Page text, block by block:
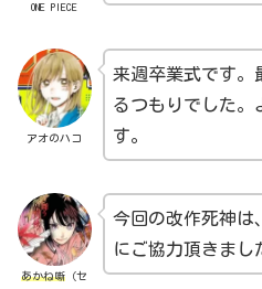
ONE PIECE
アオのハコ
来週卒業式です。
るつもりでした。
す。
あかね噺 （セ
今回の改作死神は
にご協力頂きまし